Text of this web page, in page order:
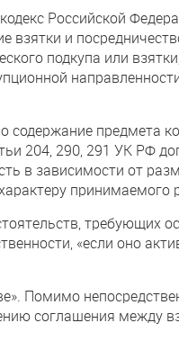
Российской
взятки и
подкупа или
содержание предмета
204, 290, 291 УК РФ
в зависимости от
принимаемого
требующих
«если оно
Помимо
соглашения между